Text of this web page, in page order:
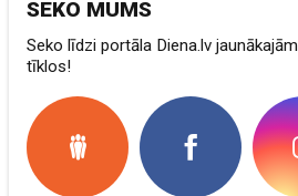
SEKO MUMS
Seko līdzi portāla Diena.lv
tīklos!